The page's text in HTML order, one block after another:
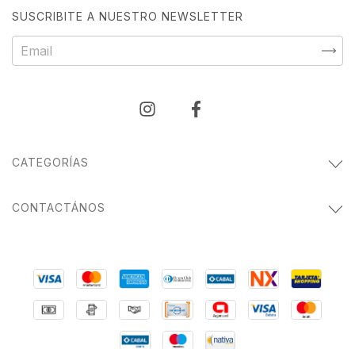
SUSCRIBITE A NUESTRO NEWSLETTER
CATEGORÍAS
CONTACTÁNOS